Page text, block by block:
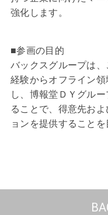
強化します。
■参画の目的
バックスグループは
経験からオフライン
し、博報堂ＤＹグル
ることで、得意先お
ョンを提供すること